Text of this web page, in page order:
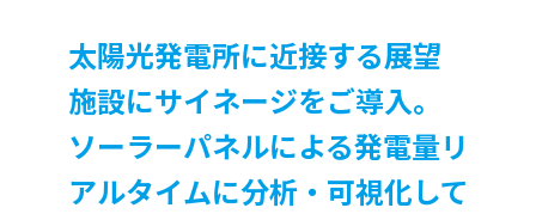
太陽光発電所に近接する展望
施設にサイネージをご導入。
ソーラーパネルによる発電量リ
アルタイムに分析・可視化して